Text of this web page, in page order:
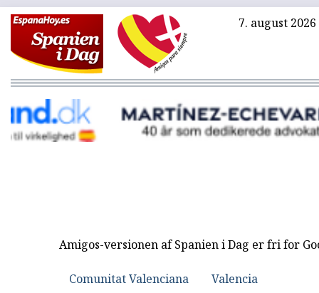
7. august 2026
Amigos-versionen af Spanien i Dag er fri for
Comunitat Valenciana Valencia